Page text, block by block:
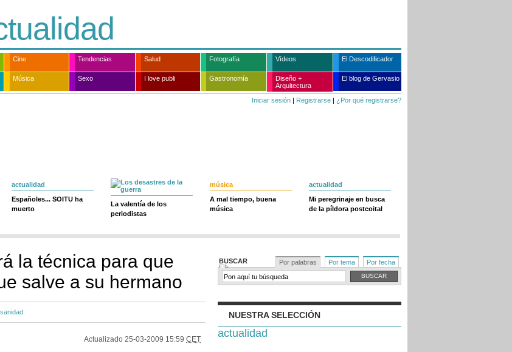
Cine Tendencias Salud Fotografía Vídeos El Descodificador
Música Sexo I love publi Gastronomía
Diseño +
Arquitectura
El blog de Gervasio
Iniciar sesión | Registrarse | ¿Por qué registrarse?
actualidad
Españoles... SOITU ha
muerto
La valentía de los
periodistas
música
A mal tiempo, buena
música
actualidad
Mi peregrinaje en busca
de la píldora postcoital
la técnica para que
salve a su hermano
Actualizado 25-03-2009 15:59 CET
BUSCAR Por palabras Por tema Por fecha
NUESTRA SELECCIÓN
actualidad